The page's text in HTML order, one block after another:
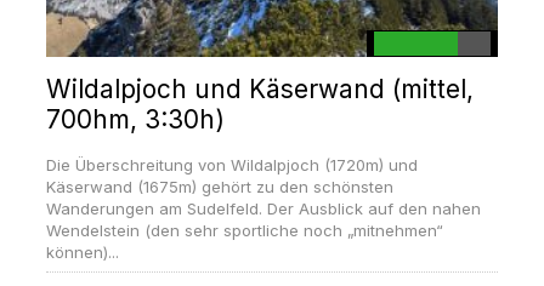
Wildalpjoch und Käserwand (mittel,
700hm, 3:30h)
Die Überschreitung von Wildalpjoch (1720m) und
Käserwand (1675m) gehört zu den schönsten
Wanderungen am Sudelfeld. Der Ausblick auf den nahen
Wendelstein (den sehr sportliche noch „mitnehmen“
können)...